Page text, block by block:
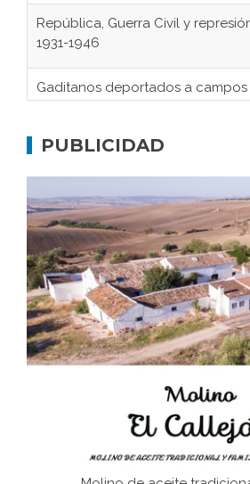
1931-1946
concentración nazis
Don Perafán de Ribera y sus
El Frente Popular. Ubrique,
Juntar las letras. La
afán de saber a la autogestión
Historia y vivencias del poblado
Memoria inacabada